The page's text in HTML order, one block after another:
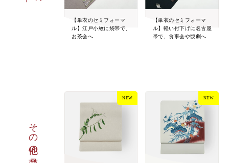
【単衣のセミフォーマ
ル】江戸小紋に袋帯で、
お茶会へ
【単衣のセミフォーマ
ル】軽い付下げに名古屋
帯で、食事会や観劇へ
その他の商品
NEW NEW